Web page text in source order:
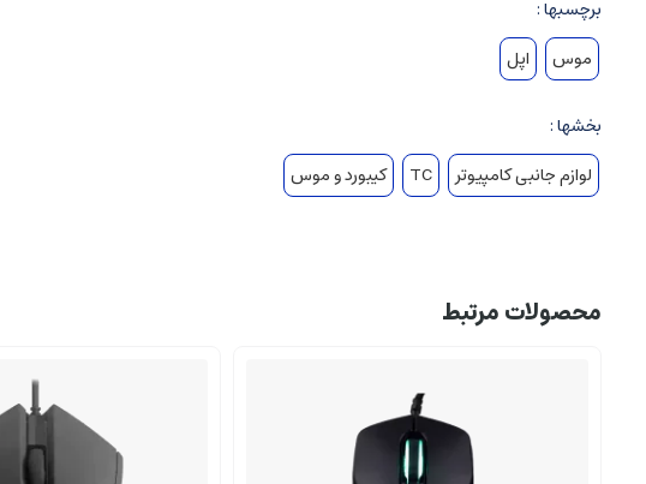
برچسبها :
موس
اپل
بخشها :
لوازم جانبی کامپیوتر
TC کیبورد و موس
محصولات مرتبط